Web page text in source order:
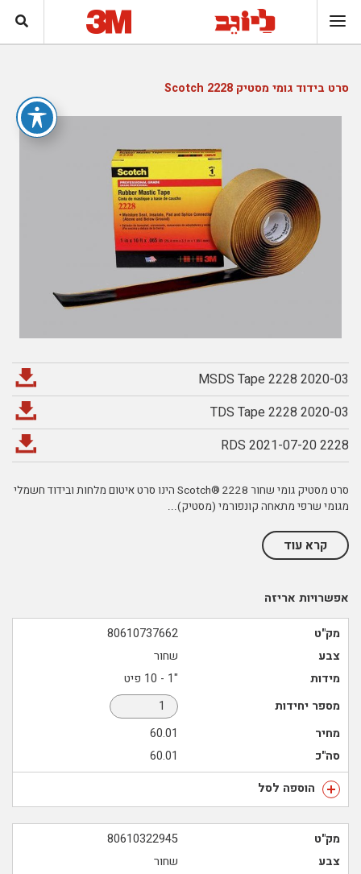
סרט בידוד גומי מסטיק Scotch 2228
MSDS Tape 2228 2020-03
TDS Tape 2228 2020-03
RDS 2021-07-20 2228
סרט מסטיק גומי שחור 2228 ®Scotch הינו סרט איטום מלחות ובידוד חשמלי
מגומי שרפי מתאחה קונפורמי (מסטיק)...
קרא עוד
אפשרויות אריזה
מק"ט
80610737662
צבע
שחור
מידות
"1 - 10 פיט
מספר יחידות
מחיר
60.01
סה"כ
60.01
הוספה לסל
מק"ט
80610322945
צבע
שחור